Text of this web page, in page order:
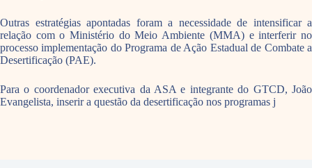
Outras estratégias apontadas foram a necessidade de intensificar a
relação com o Ministério do Meio Ambiente (MMA) e interferir no
processo implementação do Programa de Ação Estadual de Combate a
Desertificação (PAE).
Para o coordenador executiva da ASA e integrante do GTCD, João
Evangelista, inserir a questão da desertificação nos programas j